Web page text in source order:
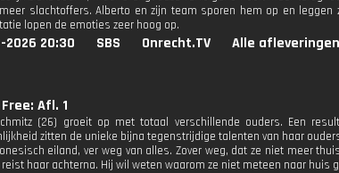
slachtoffers. Alberto en zijn team sporen hem op en leggen
lopen de emoties zeer hoog op.
2026 20:30 SBS Onrecht.TV Alle afleveringen
Afl. 1
(26) groeit op met totaal verschillende ouders. Een
zitten de unieke bijna tegenstrijdige talenten van haar
eiland, ver weg van alles. Zover weg, dat ze niet meer
reist haar achterna. Hij wil weten waarom ze niet meteen naar huis